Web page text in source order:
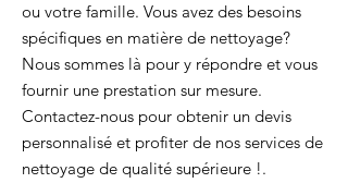
ou votre famille. Vous avez des besoins
spécifiques en matière de nettoyage?
Nous sommes là pour y répondre et vous
fournir une prestation sur mesure.
Contactez-nous pour obtenir un devis
personnalisé et profiter de nos services de
nettoyage de qualité supérieure !.